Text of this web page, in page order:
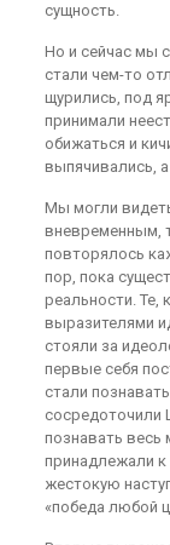
сущность.
Но и сейчас мы
стали чем-то
щурились, под
принимали
обижаться и
выпячивались,
Мы могли
вневременным,
повторялось
пор, пока
реальности. Те,
выразителями
стояли за
первые себя
стали
сосредоточили
познавать весь
принадлежали
жестокую
«победа любой